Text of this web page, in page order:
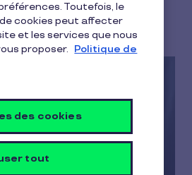
salariés Pluxee
18.08.2025
Toutefois, le
cookies peut affecter
et les services que nous
proposer. Politique de
des cookies
tout